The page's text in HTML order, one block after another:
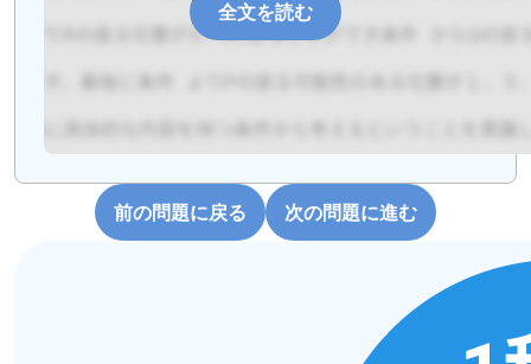
全文を読む
前の問題に戻る 次の問題に進む